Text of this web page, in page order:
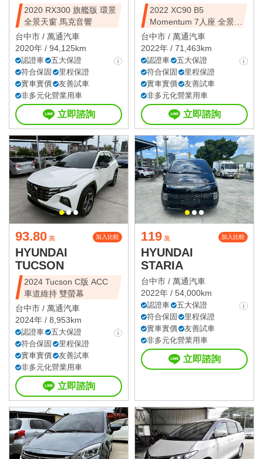
2020 RX300 旗艦版 環景
全景天窗 馬克音響
台中市 / 萬通汽車
2020年 / 94,125km
認證車
五大保證
符合保固
里程保證
實車實價
友善試車
非多元化營業用車
立即諮詢
2022 XC90 B5
Momentum 7人座 全景天
窗
台中市 / 萬通汽車
2022年 / 71,463km
認證車
五大保證
符合保固
里程保證
實車實價
友善試車
非多元化營業用車
立即諮詢
93.80 萬 加入比較
HYUNDAI
TUCSON
2024 Tucson C版 ACC
車道維持 雙螢幕
台中市 / 萬通汽車
2024年 / 8,953km
認證車
五大保證
符合保固
里程保證
實車實價
友善試車
非多元化營業用車
立即諮詢
119 萬 加入比較
HYUNDAI
STARIA
台中市 / 萬通汽車
2022年 / 54,000km
認證車
五大保證
符合保固
里程保證
實車實價
友善試車
非多元化營業用車
立即諮詢